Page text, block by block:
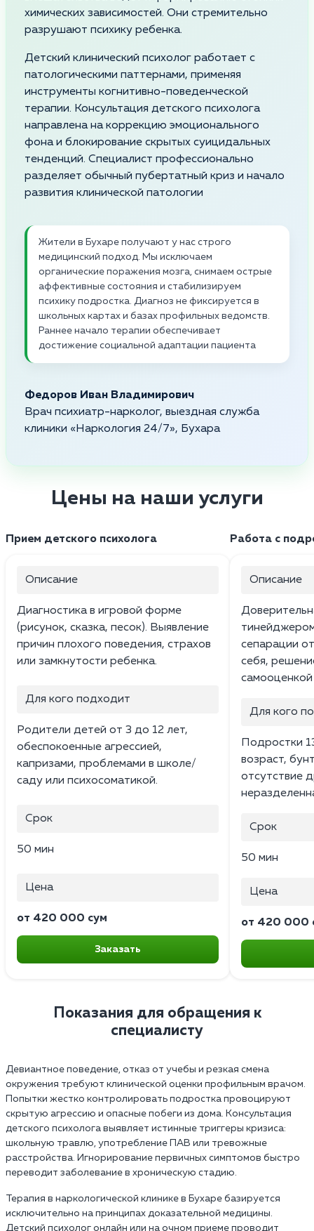
химических зависимостей. Они стремительно
разрушают психику ребенка.
Детский клинический психолог работает с
патологическими паттернами, применяя
инструменты когнитивно-поведенческой
терапии. Консультация детского психолога
направлена на коррекцию эмоционального
фона и блокирование скрытых суицидальных
тенденций. Специалист профессионально
разделяет обычный пубертатный криз и начало
развития клинической патологии
Жители в Бухаре получают у нас строго
медицинский подход. Мы исключаем
органические поражения мозга, снимаем острые
аффективные состояния и стабилизируем
психику подростка. Диагноз не фиксируется в
школьных картах и базах профильных ведомств.
Раннее начало терапии обеспечивает
достижение социальной адаптации пациента
Федоров Иван Владимирович
Врач психиатр-нарколог, выездная служба
клиники «Наркология 24/7», Бухара
Цены на наши услуги
Прием детского психолога
Описание
Диагностика в игровой форме
(рисунок, сказка, песок). Выявление
причин плохого поведения, страхов
или замкнутости ребенка.
Для кого подходит
Родители детей от 3 до 12 лет,
обеспокоенные агрессией,
капризами, проблемами в школе/
саду или психосоматикой.
Срок
50 мин
Цена
от 420 000 сум
Заказать
Работа с
Описание
сепарации
себя,
самооценкой
Для кого
Подростки
возраст,
отсутствие
Срок
50 мин
Цена
от 420 000
Показания для обращения к
специалисту
Девиантное поведение, отказ от учебы и резкая смена
окружения требуют клинической оценки профильным врачом.
Попытки жестко контролировать подростка провоцируют
скрытую агрессию и опасные побеги из дома. Консультация
детского психолога выявляет истинные триггеры кризиса:
школьную травлю, употребление ПАВ или тревожные
расстройства. Игнорирование первичных симптомов быстро
переводит заболевание в хроническую стадию.
Терапия в наркологической клинике в Бухаре базируется
исключительно на принципах доказательной медицины.
Детский психолог онлайн или на очном приеме проводит